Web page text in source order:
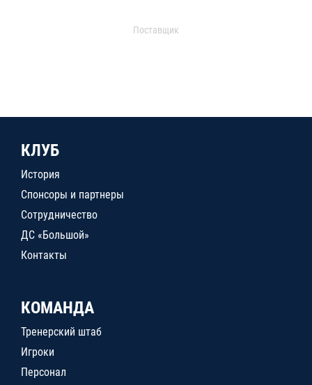
Поставщик
КЛУБ
История
Спонсоры и партнеры
Сотрудничество
ДС «Большой»
Контакты
КОМАНДА
Тренерский штаб
Игроки
Персонал